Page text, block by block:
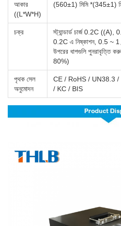
আকার
((L*W*H)
(560±1) মিমি *(345±1)
চক্র
স্ট্যান্ডার্ড চার্জ 0.2C ((A),
0.2C এ নিষ্কাশন, 0.5 ~ 1
উপরের ধাপগুলি পুনরাবৃত্তি
80%)
পৃথক সেল
অনুমোদন
CE / RoHS / UN38.3
/ KC / BIS